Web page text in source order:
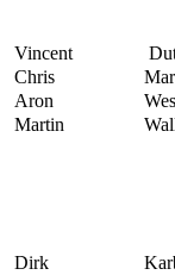
Vincent
Chris
Aron
Martin
Dirk